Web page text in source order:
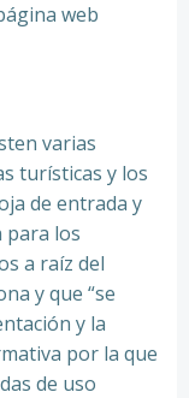
web
varias
turísticas y los
de entrada y
para los
a raíz del
y que “se
y la
por la que
de uso